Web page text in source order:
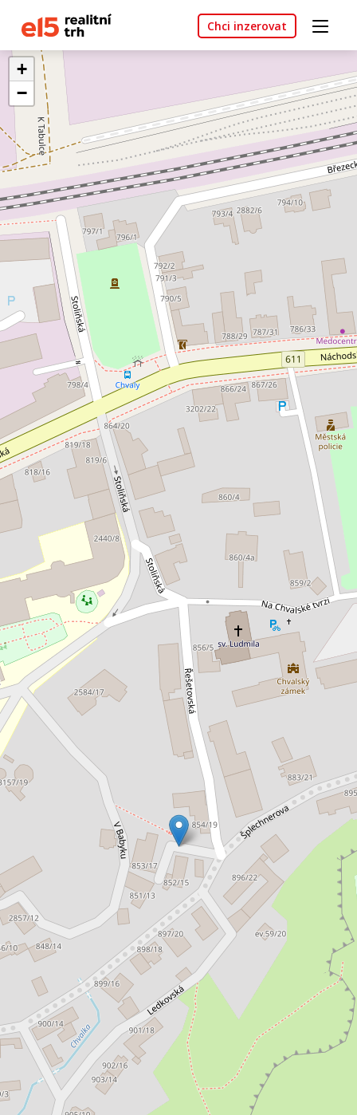
Chci inzerovat
+
−